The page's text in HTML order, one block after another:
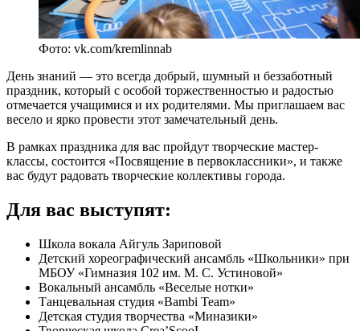
Фото: vk.com/kremlinnab
День знаний — это всегда добрый, шумный и беззаботный
праздник, который с особой торжественностью и радостью
отмечается учащимися и их родителями. Мы приглашаем вас
весело и ярко провести этот замечательный день.
В рамках праздника для вас пройдут творческие мастер-
классы, состоится «Посвящение в первоклассники», и также
вас будут радовать творческие коллективы города.
Для вас выступят:
Школа вокала Айгуль Зариповой
Детский хореографический ансамбль «Школьники» при
МБОУ «Гимназия 102 им. М. С. Устиновой»
Вокальный ансамбль «Веселые нотки»
Танцевальная студия «Bambi Team»
Детская студия творчества «Миназики»